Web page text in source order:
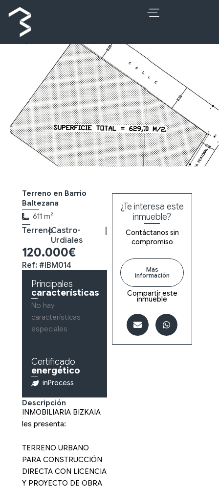
contenido
Terreno en Barrio
Baltezana
611 m²
Terreno
|Castro-
Urdiales
120.000€
Ref: #IBM014
Principales
características
No hay
características
especiales
Certificado
energético
inProcess
Descripción
INMOBILIARIA BIZKAIA
les presenta:
TERRENO URBANO
PARA CONSTRUCCIÓN
DIRECTA CON LICENCIA
Y PROYECTO DE OBRA
¿Te interesa este
inmueble?
Contáctanos sin
compromiso
Más
información
Compartir este
inmueble